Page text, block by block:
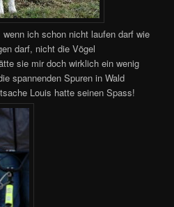
ich schon nicht laufen darf wie
darf, nicht die Vögel
sie mir doch wirklich ein wenig
spannenden Spuren in Wald
Louis hatte seinen Spass!